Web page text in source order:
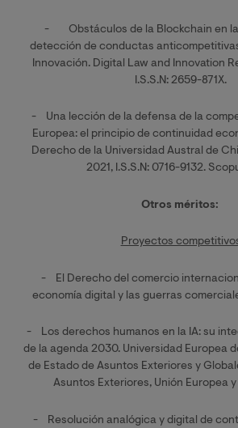
- Obstáculos de la Blockchain en la
detección de conductas
Innovación. Digital Law and Innovation
I.S.S.N: 2659-871X.
- Una lección de la defensa de la
Europea: el principio de continuidad
Derecho de la Universidad Austral de
2021, I.S.S.N: 0716-9132.
Otros méritos:
Proyectos
- El Derecho del comercio
economía digital y las guerras
- Los derechos humanos en la IA: su
de la agenda 2030. Universidad Europea
de Estado de Asuntos Exteriores y
Asuntos Exteriores, Unión Europea
- Resolución analógica y digital de